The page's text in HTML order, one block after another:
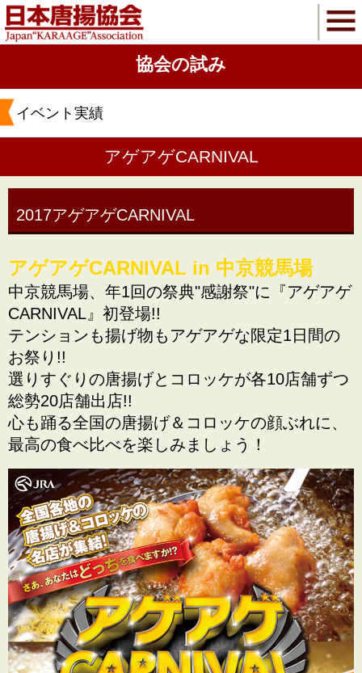
協会の試み
イベント実績
アゲアゲCARNIVAL
2017アゲアゲCARNIVAL
アゲアゲCARNIVAL in 中京競馬場
中京競馬場、年1回の祭典"感謝祭"に『アゲアゲ
CARNIVAL』初登場!!
テンションも揚げ物もアゲアゲな限定1日間の
お祭り!!
選りすぐりの唐揚げとコロッケが各10店舗ずつ
総勢20店舗出店!!
心も踊る全国の唐揚げ＆コロッケの顔ぶれに、
最高の食べ比べを楽しみましょう！